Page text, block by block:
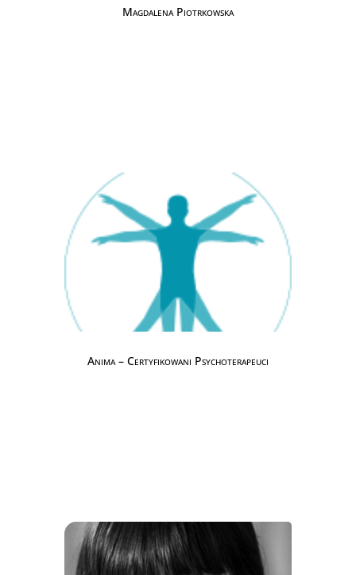
Magdalena Piotrkowska
Anima – Certyfikowani Psychoterapeuci